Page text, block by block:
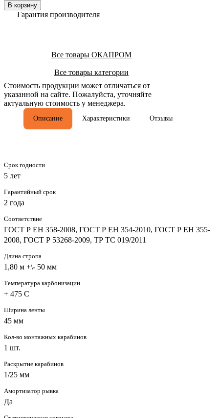
В корзину
Гарантия производителя
Все товары ОКАПРОМ
Все товары категории
Стоимость продукции может отличаться от
указанной на сайте. Пожалуйста, уточняйте
актуальную стоимость у менеджера.
Описание Характеристики Отзывы
Срок годности
5 лет
Гарантийный срок
2 года
Соответствие
ГОСТ Р ЕН 358-2008, ГОСТ Р ЕН 354-2010, ГОСТ Р ЕН 355-
2008, ГОСТ Р 53268-2009, ТР ТС 019/2011
Длина стропа
1,80 м +\- 50 мм
Температура карбонизации
+ 475 С
Ширина ленты
45 мм
Кол-во монтажных карабинов
1 шт.
Раскрытие карабинов
1/25 мм
Амортизатор рывка
Да